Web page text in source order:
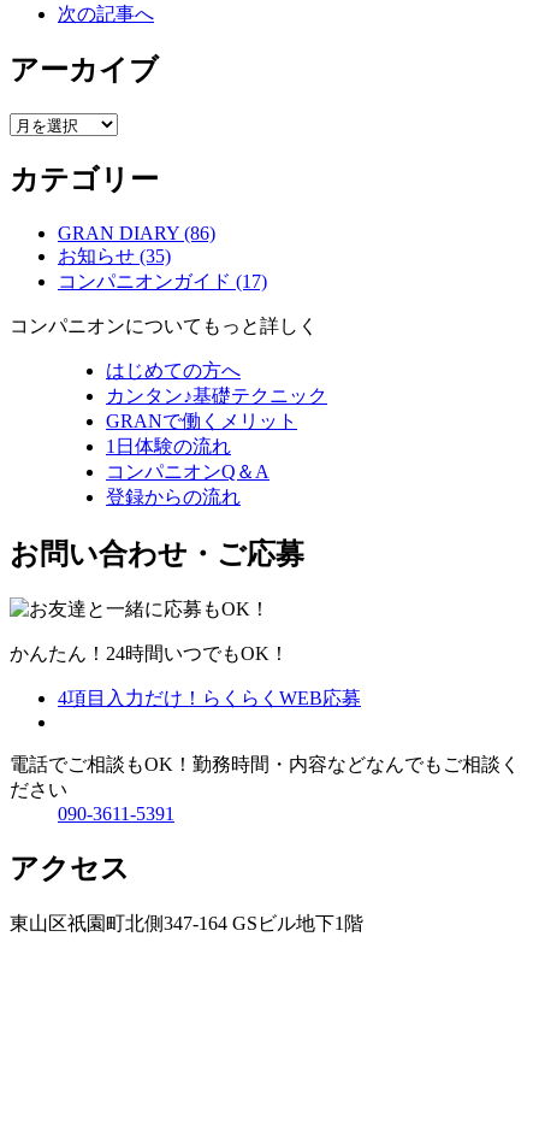
次の記事へ
アーカイブ
ア
カ
イ
カテゴリー
GRAN DIARY (86)
お知らせ (35)
コンパニオンガイド (17)
コンパニオンについてもっと詳しく
はじめての方へ
カンタン♪基礎テクニック
GRANで働くメリット
1日体験の流れ
コンパニオンQ＆A
登録からの流れ
お問い合わせ・ご応募
かんたん！24時間いつでもOK！
4項目入力だけ！ らくらくWEB応募
電話でご相談もOK！ 勤務時間・内容などなんでもご相談く
ださい
090-3611-5391
アクセス
東山区祇園町北側347-164 GSビル地下1階